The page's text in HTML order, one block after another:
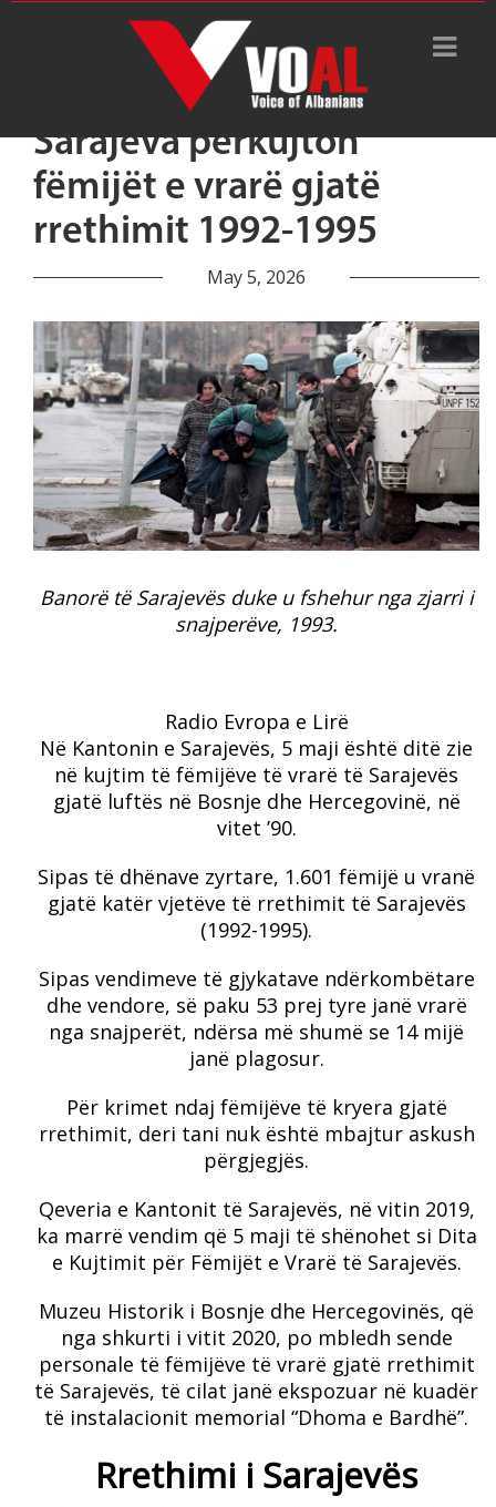
Sarajeva përkujton
fëmijët e vrarë gjatë
rrethimit 1992-1995
May 5, 2026
Banorë të Sarajevës duke u fshehur nga zjarri i
snajperëve, 1993.
Radio Evropa e Lirë
Në Kantonin e Sarajevës, 5 maji është ditë zie
në kujtim të fëmijëve të vrarë të Sarajevës
gjatë luftës në Bosnje dhe Hercegovinë, në
vitet ’90.
Sipas të dhënave zyrtare, 1.601 fëmijë u vranë
gjatë katër vjetëve të rrethimit të Sarajevës
(1992-1995).
Sipas vendimeve të gjykatave ndërkombëtare
dhe vendore, së paku 53 prej tyre janë vrarë
nga snajperët, ndërsa më shumë se 14 mijë
janë plagosur.
Për krimet ndaj fëmijëve të kryera gjatë
rrethimit, deri tani nuk është mbajtur askush
përgjegjës.
Qeveria e Kantonit të Sarajevës, në vitin 2019,
ka marrë vendim që 5 maji të shënohet si Dita
e Kujtimit për Fëmijët e Vrarë të Sarajevës.
Muzeu Historik i Bosnje dhe Hercegovinës, që
nga shkurti i vitit 2020, po mbledh sende
personale të fëmijëve të vrarë gjatë rrethimit
të Sarajevës, të cilat janë ekspozuar në kuadër
të instalacionit memorial “Dhoma e Bardhë”.
Rrethimi i Sarajevës